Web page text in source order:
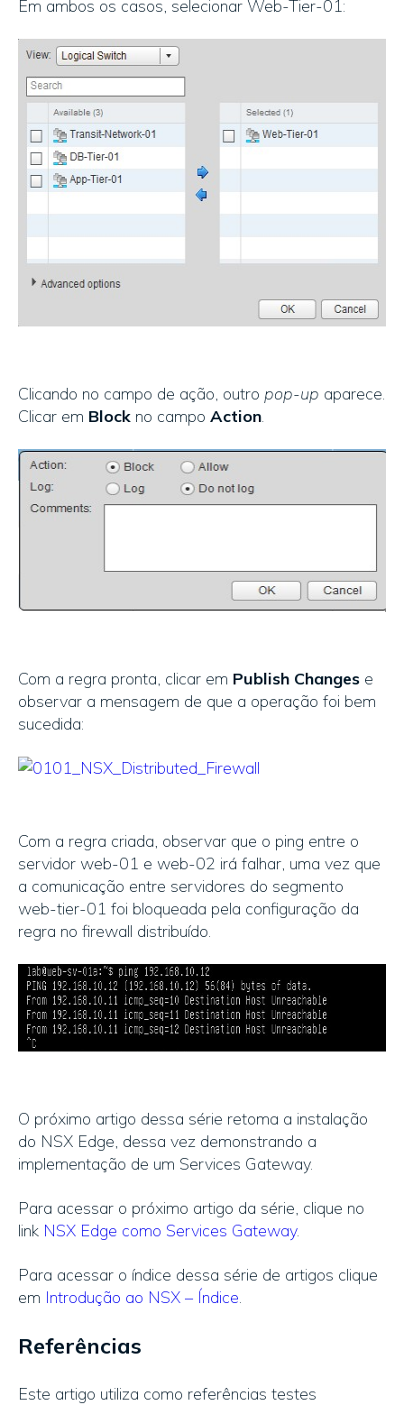
Em ambos os casos, selecionar Web-Tier-01:
Clicando no campo de ação, outro pop-up aparece.
Clicar em Block no campo Action.
Com a regra pronta, clicar em Publish Changes e
observar a mensagem de que a operação foi bem
sucedida:
Com a regra criada, observar que o ping entre o
servidor web-01 e web-02 irá falhar, uma vez que
a comunicação entre servidores do segmento
web-tier-01 foi bloqueada pela configuração da
regra no firewall distribuído.
O próximo artigo dessa série retoma a instalação
do NSX Edge, dessa vez demonstrando a
implementação de um Services Gateway.
Para acessar o próximo artigo da série, clique no
link NSX Edge como Services Gateway.
Para acessar o índice dessa série de artigos clique
em Introdução ao NSX – Índice.
Referências
Este artigo utiliza como referências testes